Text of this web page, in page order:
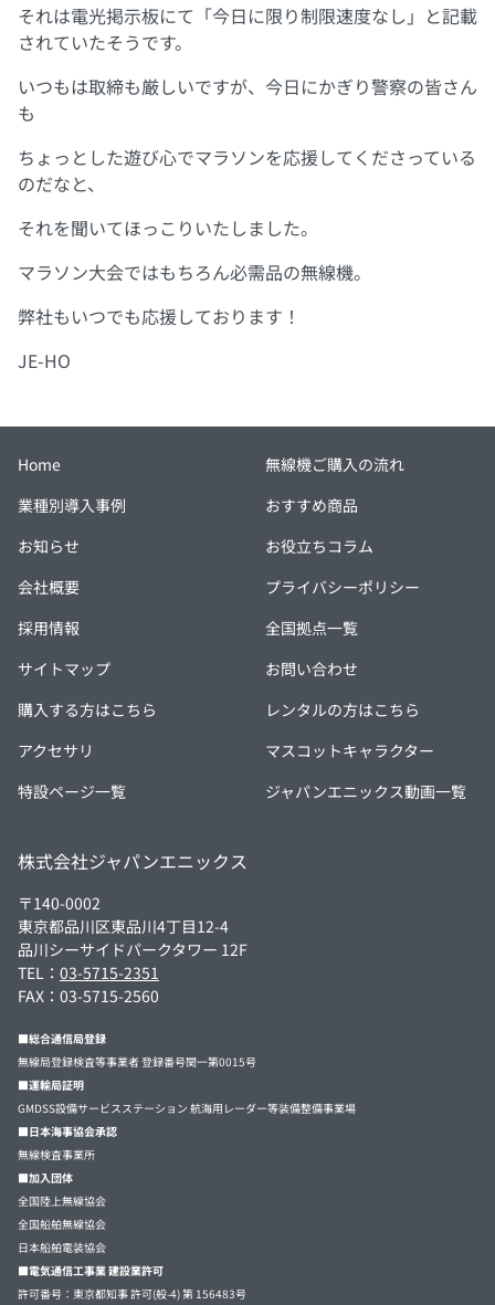
それは電光掲示板にて「今日に限り制限速度なし」と記載
されていたそうです。
いつもは取締も厳しいですが、今日にかぎり警察の皆さん
も
ちょっとした遊び心でマラソンを応援してくださっている
のだなと、
それを聞いてほっこりいたしました。
マラソン大会ではもちろん必需品の無線機。
弊社もいつでも応援しております！
JE-HO
Home
無線機ご購入の流れ
業種別導入事例
おすすめ商品
お知らせ
お役立ちコラム
会社概要
プライバシーポリシー
採用情報
全国拠点一覧
サイトマップ
お問い合わせ
購入する方はこちら
レンタルの方はこちら
アクセサリ
マスコットキャラクター
特設ページ一覧
ジャパンエニックス動画一覧
株式会社ジャパンエニックス
〒140-0002
東京都品川区東品川4丁目12-4
品川シーサイドパークタワー 12F
TEL： 03-5715-2351
FAX：03-5715-2560
■総合通信局登録
無線局登録検査等事業者 登録番号関一第0015号
■運輸局証明
GMDSS設備サービスステーション 航海用レーダー等装備整備事業場
■日本海事協会承認
無線検査事業所
■加入団体
全国陸上無線協会
全国船舶無線協会
日本船舶電装協会
■電気通信工事業 建設業許可
許可番号：東京都知事 許可(般-4) 第 156483号